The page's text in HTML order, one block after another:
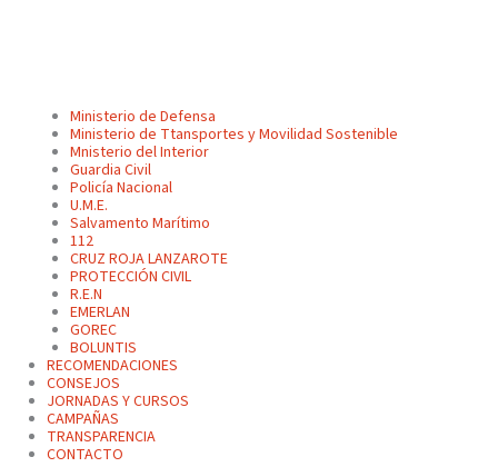
Ministerio de Defensa
Ministerio de Ttansportes y Movilidad Sostenible
Mnisterio del Interior
Guardia Civil
Policía Nacional
U.M.E.
Salvamento Marítimo
112
CRUZ ROJA LANZAROTE
PROTECCIÓN CIVIL
R.E.N
EMERLAN
GOREC
BOLUNTIS
RECOMENDACIONES
CONSEJOS
JORNADAS Y CURSOS
CAMPAÑAS
TRANSPARENCIA
CONTACTO